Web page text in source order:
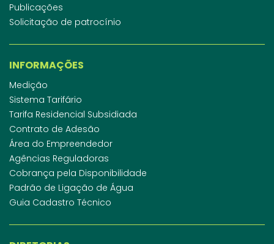
Publicações
Solicitação de patrocínio
INFORMAÇÕES
Medição
Sistema Tarifário
Tarifa Residencial Subsidiada
Contrato de Adesão
Área do Empreendedor
Agências Reguladoras
Cobrança pela Disponibilidade
Padrão de Ligação de Água
Guia Cadastro Técnico